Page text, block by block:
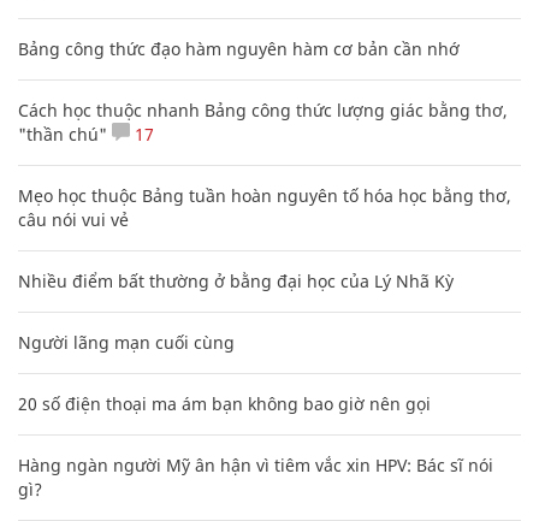
Bảng công thức đạo hàm nguyên hàm cơ bản cần nhớ
Cách học thuộc nhanh Bảng công thức lượng giác bằng thơ,
"thần chú"
17
Mẹo học thuộc Bảng tuần hoàn nguyên tố hóa học bằng thơ,
câu nói vui vẻ
Nhiều điểm bất thường ở bằng đại học của Lý Nhã Kỳ
Người lãng mạn cuối cùng
20 số điện thoại ma ám bạn không bao giờ nên gọi
Hàng ngàn người Mỹ ân hận vì tiêm vắc xin HPV: Bác sĩ nói
gì?